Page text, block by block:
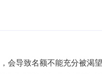
会导致名额不能充分被渴